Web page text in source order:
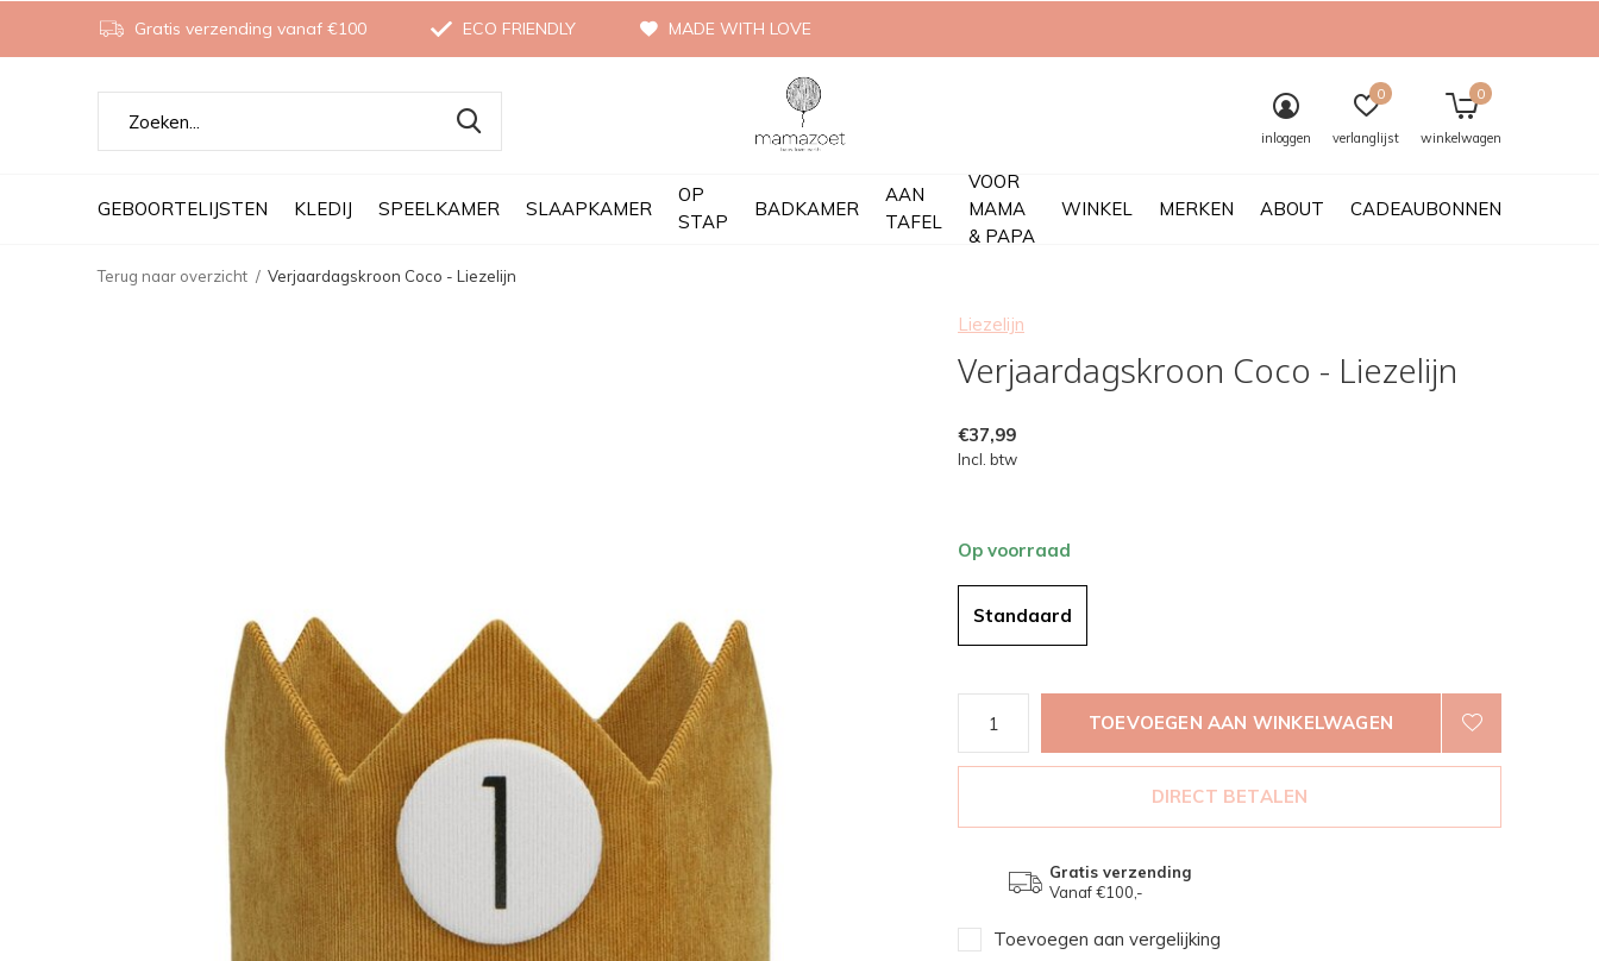
GEBOORTELIJSTEN KLEDIJ SPEELKAMER SLAAPKAMER
OP
STAP
BADKAMER
AAN
TAFEL
VOOR
MAMA
& PAPA
WINKEL MERKEN ABOUT CADEAUBONNEN
inloggen verlanglijst
0
winkelwagen
0
Gratis verzending vanaf €100 ECO FRIENDLY MADE WITH LOVE
Terug naar overzicht Verjaardagskroon Coco - Liezelijn
Liezelijn
Verjaardagskroon Coco - Liezelijn
€37,99
Incl. btw
Op voorraad
Standaard
TOEVOEGEN AAN WINKELWAGEN
DIRECT BETALEN
Gratis verzending
Vanaf €100,-
Toevoegen aan vergelijking